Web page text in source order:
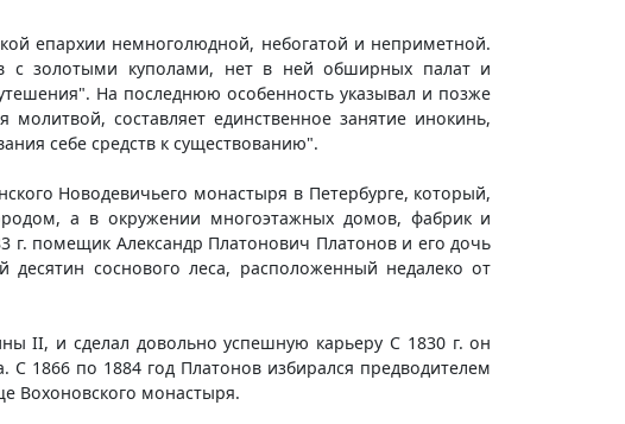
епархии немноголюдной, небогатой и неприметной.
с золотыми куполами, нет в ней обширных палат и
На последнюю особенность указывал и позже
составляет единственное занятие инокинь,
себе средств к существованию".
Новодевичьего монастыря в Петербурге, который,
а в окружении многоэтажных домов, фабрик и
г. помещик Александр Платонович Платонов и его дочь
соснового леса, расположенный недалеко от
II, и сделал довольно успешную карьеру С 1830 г. он
1866 по 1884 год Платонов избирался предводителем
Вохоновского монастыря.